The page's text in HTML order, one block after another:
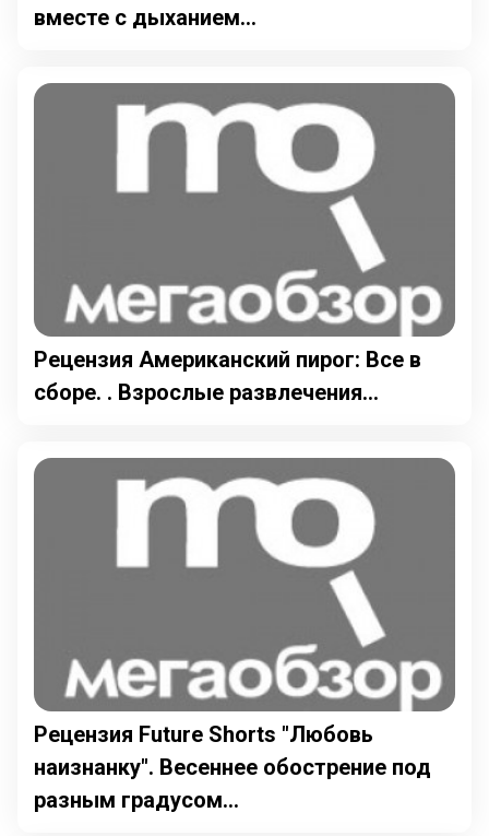
вместе с дыханием...
Рецензия Американский пирог: Все в
сборе. . Взрослые развлечения...
Рецензия Future Shorts "Любовь
наизнанку". Весеннее обострение под
разным градусом...